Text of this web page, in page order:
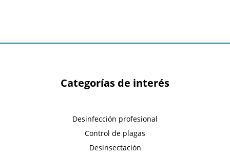
Categorías de interés
Desinfección profesional
Control de plagas
Desinsectación